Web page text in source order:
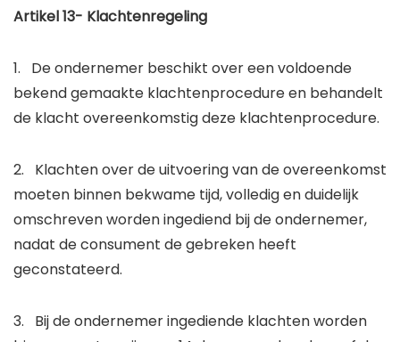
Artikel 13- Klachtenregeling
1. De ondernemer beschikt over een voldoende
bekend gemaakte klachtenprocedure en behandelt
de klacht overeenkomstig deze klachtenprocedure.
2. Klachten over de uitvoering van de overeenkomst
moeten binnen bekwame tijd, volledig en duidelijk
omschreven worden ingediend bij de ondernemer,
nadat de consument de gebreken heeft
geconstateerd.
3. Bij de ondernemer ingediende klachten worden